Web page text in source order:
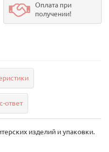
Оплата при
получении!
ответ
изделий и упаковки.